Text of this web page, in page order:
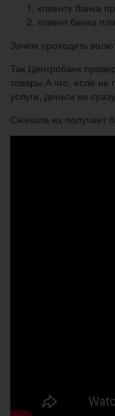
клиенту банка
клиент банка
Зачем проходить
Так Центробанк
товары.А что, если не
услуги, деньги не
Сначала их получает